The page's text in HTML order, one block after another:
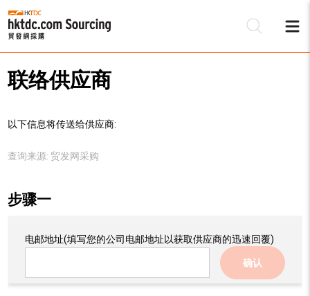
联络供应商
以下信息将传送给供应商:
查询来源: 贸发网采购
步骤一
电邮地址(填写您的公司电邮地址以获取供应商的迅速回覆)
确认